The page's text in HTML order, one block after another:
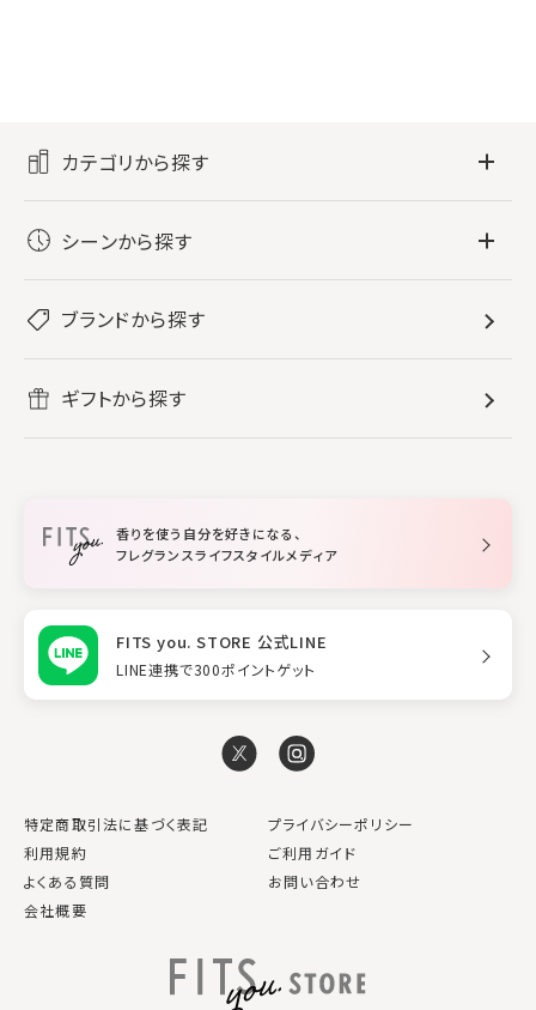
カテゴリから探す
レディース香水
メンズ香水
ボディミスト・スプレー
バス・ボディケア
すべてのバス・ボディケア
ボディ・ハンドクリーム
入浴剤
ホームフレグランス
ルームフレグランス
スタイリング
シーンから探す
リフレッシュしたい
ブランドから探す
ギフトから探す
香りを使う自分を好きになる、
フレグランスライフスタイルメディア
FITS you. STORE 公式LINE
LINE連携で300ポイントゲット
特定商取引法に基づく表記
プライバシーポリシー
利用規約
ご利用ガイド
よくある質問
お問い合わせ
会社概要